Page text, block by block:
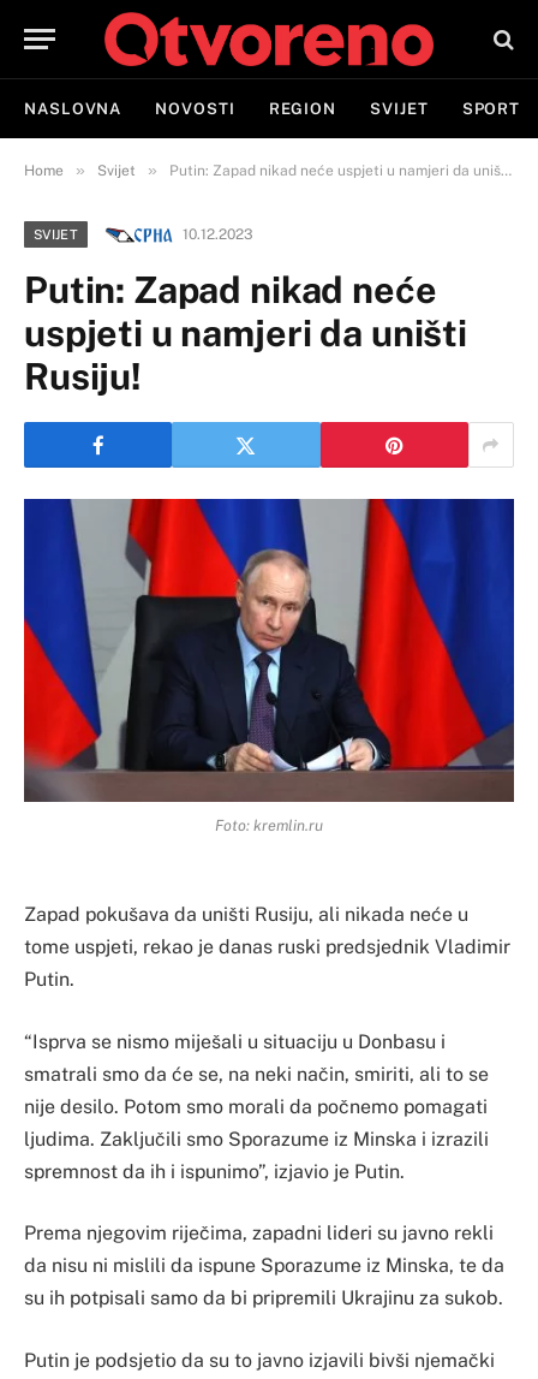
NASLOVNA NOVOSTI REGION SVIJET SPORT
Home » Svijet » Putin: Zapad nikad neće uspjeti u namjeri da uništi Rusiju!
SVIJET 10.12.2023
Putin: Zapad nikad neće
uspjeti u namjeri da uništi
Rusiju!
Foto: kremlin.ru
Zapad pokušava da uništi Rusiju, ali nikada neće u
tome uspjeti, rekao je danas ruski predsjednik Vladimir
Putin.
“Isprva se nismo miješali u situaciju u Donbasu i
smatrali smo da će se, na neki način, smiriti, ali to se
nije desilo. Potom smo morali da počnemo pomagati
ljudima. Zaključili smo Sporazume iz Minska i izrazili
spremnost da ih i ispunimo”, izjavio je Putin.
Prema njegovim riječima, zapadni lideri su javno rekli
da nisu ni mislili da ispune Sporazume iz Minska, te da
su ih potpisali samo da bi pripremili Ukrajinu za sukob.
Putin je podsjetio da su to javno izjavili bivši njemački